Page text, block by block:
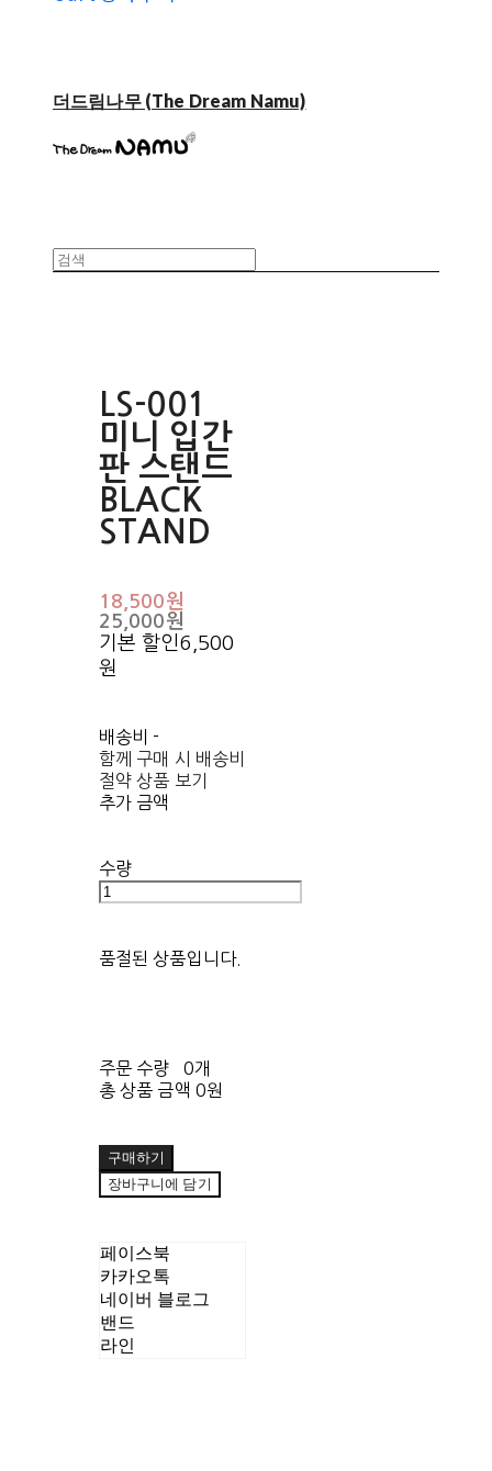
더드림나무 (The Dream Namu)
LS-001
미니 입간
판 스탠드
BLACK
STAND
18,500원
25,000원
기본 할인6,500
원
배송비-
함께 구매 시 배송비
절약 상품 보기
추가 금액
수량
품절된 상품입니다.
주문 수량
0개
총 상품 금액 0원
구매하기
장바구니에 담기
페이스북
카카오톡
네이버 블로그
밴드
라인